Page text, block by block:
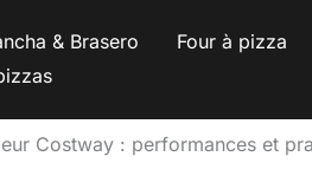
& Brasero Four à pizza
Costway : performances et